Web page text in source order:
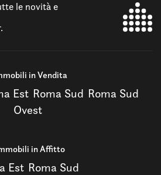
le novità e
in Vendita
Est Roma Sud Roma Sud
Ovest
in Affitto
Est Roma Sud